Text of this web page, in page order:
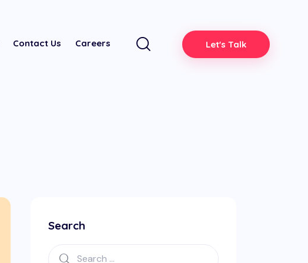
Contact Us Careers Let's Talk
Search